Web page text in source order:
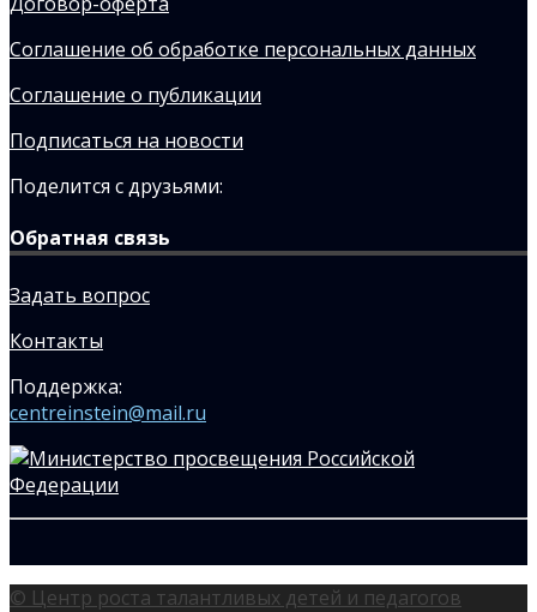
Соглашение об обработке персональных данных
Соглашение о публикации
Подписаться на новости
Поделится с друзьями:
Обратная связь
Задать вопрос
Контакты
Поддержка:
centreinstein@mail.ru
© Центр роста талантливых детей и педагогов